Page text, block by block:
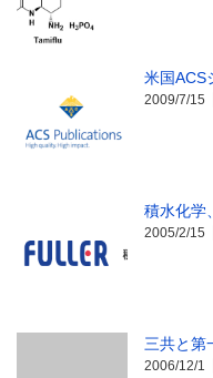
米国ACS
2009/7/15
積水化学
2005/2/15
三共と第
2006/12/1